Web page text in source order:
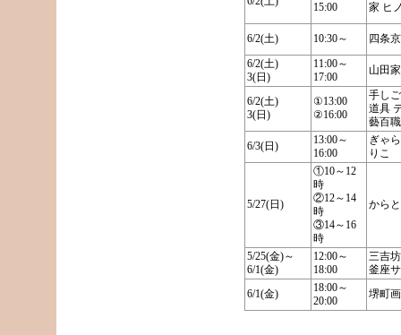
15:00
家 ヒ
6/2(土) 10:30～
四条
6/2(土)
3(日)
11:00～
17:00
山田家
6/2(土)
3(日)
①13:00
②16:00
手し
道具
藝百職
6/3(日)
13:00～
16:00
ぎゃ
りこ
5/27(日)
①10～12
時
②12～14
時
③14～16
時
から
5/25(金)～
6/1(金)
12:00～
18:00
三吉坊
釜座
6/1(金)
18:00～
20:00
堺町